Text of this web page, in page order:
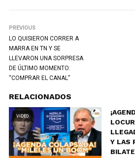
PREVIOUS
LO QUISIERON CORRER A
MARRA EN TN Y SE
LLEVARON UNA SORPRESA
DE ÚLTIMO MOMENTO:
“COMPRAR EL CANAL”
RELACIONADOS
VIDEO
Y LAS